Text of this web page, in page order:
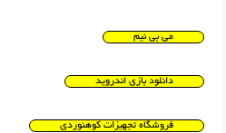
می بی نیم
دانلود بازی اندروید
فروشگاه تجهیزات کوهنوردی